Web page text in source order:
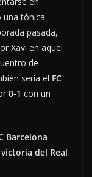
una tónica
pasada,
Xavi en aquel
de
sería el FC
0-1 con un
Barcelona
victoria del Real